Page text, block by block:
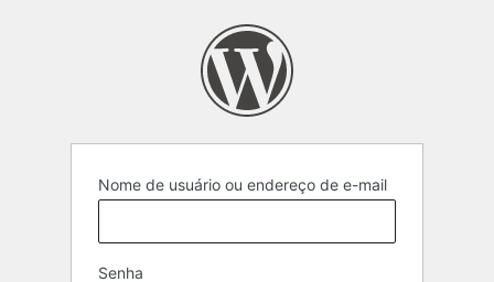
Nome de usuário ou endereço de e-mail
Senha